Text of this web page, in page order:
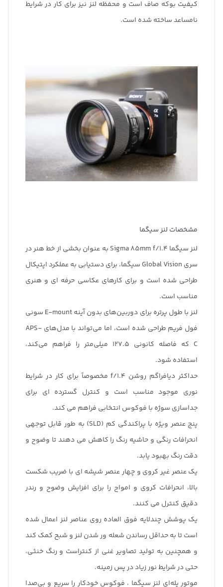
کیفیت بوکه صاف است و محفظه لنز نیز برای کار در شرایط
نامساعد ساخته شده است.
مشخصات لنز سیگما
لنز سیگما Sigma 85mm f/1.4 به عنوان بخشی از خط هنر در
سری Global Vision سیگما، برای دستیابی به عملکرد اپتیکال
طراحی شده است و برای کارهای عکاسی حرفه ای و هنری
مناسب است.
لنز با طول پرتره برای دوربین‌های بدون آینه E-mount سونی
فول فریم طراحی شده است، اما می‌تواند با مدل‌های APS-
C که فاصله کانونی 127.5 میلی‌متر را فراهم می‌کند،
استفاده شود.
حداکثر دیافراگم روشن f/1.4 مخصوصاً برای کار در شرایط
نوری موجود مناسب است و کنترل گسترده ای برای
جداسازی سوژه با فوکوس انتخابی فراهم می کند.
پنج عنصر ویژه با پراکندگی کم (SLD) به طور قابل توجهی
انحرافات رنگی و حاشیه رنگ را کاهش می دهند تا وضوح و
دقت رنگ بهبود یابد.
یک عنصر غیر کروی و چهار عنصر شیشه ای با ضریب شکست
بالا، انحرافات کروی و امواج را برای افزایش وضوح و رندر
دقیق کنترل می کنند.
یک پوشش چندلایه فوق العاده روی عناصر لنز اعمال شده
است تا به حداقل رساندن شعله ور شدن لنز و شبح کمک کند
و همچنین به تولید تصاویر غنی از کنتراست و رنگ خنثی،
حتی در شرایط نور زیاد در پس زمینه.
موتور پله‌ای لنز سیگما ، فوکوس خودکار را سریع و بی‌صدا